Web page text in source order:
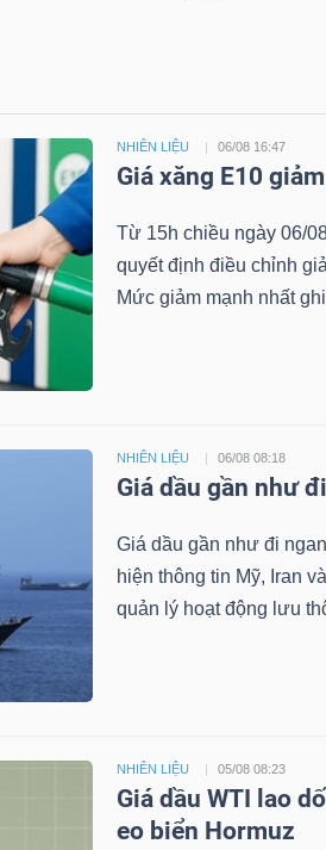
NHIÊN LIỆU 06/08 16:47
Giá xăng E10
Từ 15h chiều ngày 06/
quyết định điều chỉnh
Mức giảm mạnh nhất
NHIÊN LIỆU 06/08 08:18
Giá dầu gần như
Giá dầu gần như đi
hiện thông tin Mỹ, Iran
quản lý hoạt động lưu
NHIÊN LIỆU 05/08 08:23
Giá dầu WTI lao
eo biển Hormuz